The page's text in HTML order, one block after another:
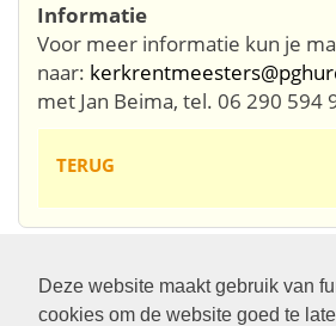
Deze website maakt gebruik van
cookies om de website goed te
Informatie
Voor meer informatie kun je
naar:
met Jan Beima, tel. 06 290 594
TERUG
Volg ons op: